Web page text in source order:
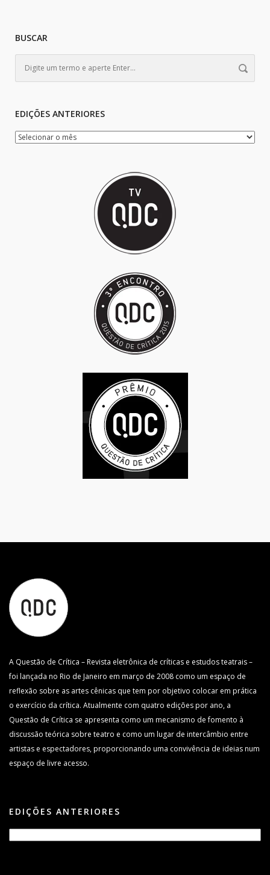
BUSCAR
EDIÇÕES ANTERIORES
A Questão de Crítica – Revista eletrônica de críticas e estudos teatrais –
foi lançada no Rio de Janeiro em março de 2008 como um espaço de
reflexão sobre as artes cênicas que tem por objetivo colocar em prática
o exercício da crítica. Atualmente com quatro edições por ano, a
Questão de Crítica se apresenta como um mecanismo de fomento à
discussão teórica sobre teatro e como um lugar de intercâmbio entre
artistas e espectadores, proporcionando uma convivência de ideias num
espaço de livre acesso.
EDIÇÕES ANTERIORES